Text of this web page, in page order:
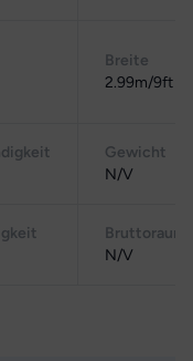
Breite
2.99m/9ft
Gewicht
N/V
N/V